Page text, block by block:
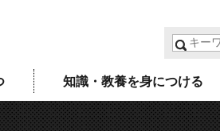
知識・教養を身につける